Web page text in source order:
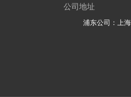
公司地址
浦东公司：上